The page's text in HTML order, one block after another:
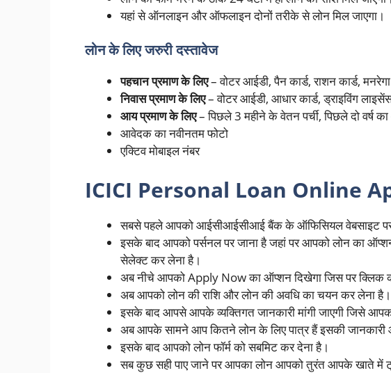
यहां से ऑनलाइन और ऑफलाइन दोनों तरीके से लोन मिल जाएगा।
लोन के लिए जरुरी दस्तावेज
पहचान प्रमाण के लिए– वोटर आईडी, पैन कार्ड, राशन कार्ड, मनरेगा
निवास प्रमाण के लिए– वोटर आईडी, आधार कार्ड, ड्राइविंग
आय प्रमाण के लिए– पिछले 3 महीने के वेतन पर्ची, पिछले दो वर्ष
आवेदक का नवीनतम फोटो
एक्टिव मोबाइल नंबर
ICICI Personal Loan Online
सबसे पहले आपको आईसीआईसीआई बैंक के ऑफिसियल वेबसाइट पर
इसके बाद आपको पर्सनल पर जाना है जहां पर आपको लोन का
सेलेक्ट कर लेना है।
अब नीचे आपको Apply Now का ऑप्शन दिखेगा जिस पर क्लिक
अब आपको लोन की राशि और लोन की अवधि का चयन कर लेना है।
इसके बाद आपसे आपके व्यक्तिगत जानकारी मांगी जाएगी जिसे
अब आपके सामने आप कितने लोन के लिए पात्र हैं इसकी जानकारी
इसके बाद आपको लोन फॉर्म को सबमिट कर देना है।
सब कुछ सही पाए जाने पर आपका लोन आपको तुरंत आपके खाते में